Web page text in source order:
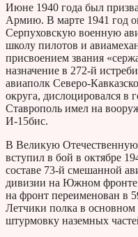
Июне 1940 года был
Армию. В марте 1941 год
Серпуховскую военную
школу пилотов и
присвоением звания
назначение в 272-й
авиаполк Северо-
округа, дислоцировался в
Ставрополь имел на
И-15бис.
В Великую
вступил в бой в октябре
составе 73-й смешанной
дивизии на Южном
на фронт переименован в
Летчики полка в основном
штурмовку наземных